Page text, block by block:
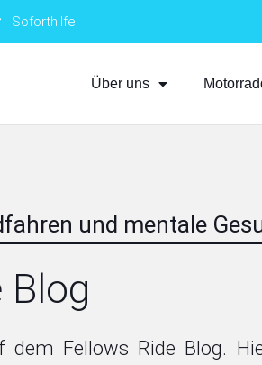
Soforthilfe
Über uns
und mentale
Blog
Fellows Ride Blog.